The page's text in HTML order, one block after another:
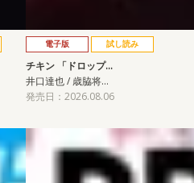
電子版 試し読み
チキン 「ドロップ…
井口達也 / 歳脇将…
発売日：2026.08.06